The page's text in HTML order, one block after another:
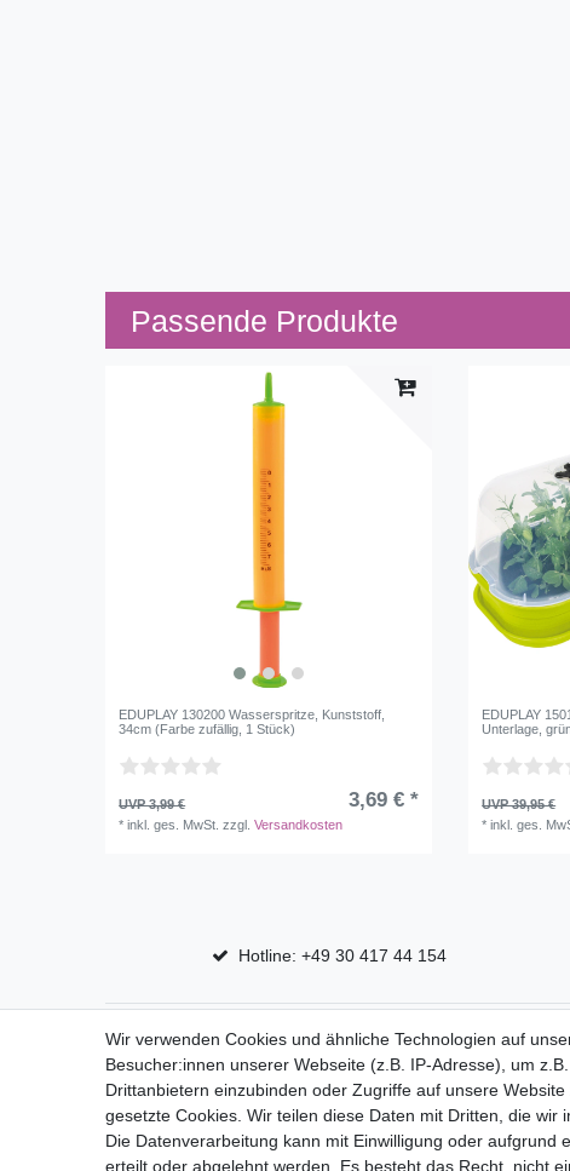
Passende Produkte
EDUPLAY 130200 Wasserspritze, Kunststoff,
34cm (Farbe zufällig, 1 Stück)
UVP 3,99 € 3,69 € *
*inkl. ges. MwSt. zzgl.Versandkosten
EDUPLAY
Unterlage,
UVP 39,95 €
*inkl. ges.
Hotline: +49 30 417 44 154
Top Marken
Eduplay
Folia Bringmann
Shop
Mein Konto
Wir verwenden Cookies und ähnliche Technologien auf
Besucher:innen unserer Webseite (z.B. IP-Adresse), um
Drittanbietern einzubinden oder Zugriffe auf unsere
gesetzte Cookies. Wir teilen diese Daten mit Dritten, die wir
Die Datenverarbeitung kann mit Einwilligung oder
erteilt oder abgelehnt werden. Es besteht das Recht, nicht